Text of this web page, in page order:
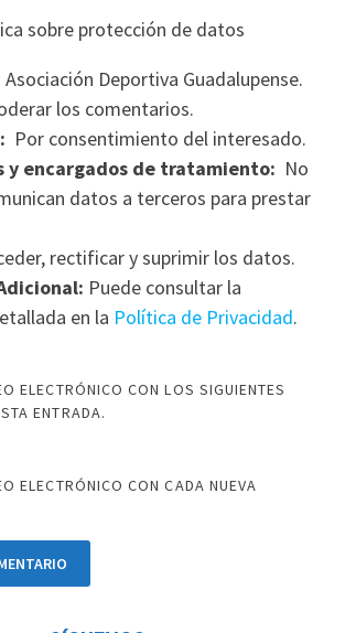
sobre protección de datos
Asociación Deportiva Guadalupense.
los comentarios.
Por consentimiento del interesado.
y encargados de tratamiento: No
datos a terceros para prestar
rectificar y suprimir los datos.
Puede consultar la
en la Política de Privacidad.
ELECTRÓNICO CON LOS SIGUIENTES
ENTRADA.
ELECTRÓNICO CON CADA NUEVA